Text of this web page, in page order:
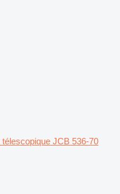
télescopique JCB 536-70